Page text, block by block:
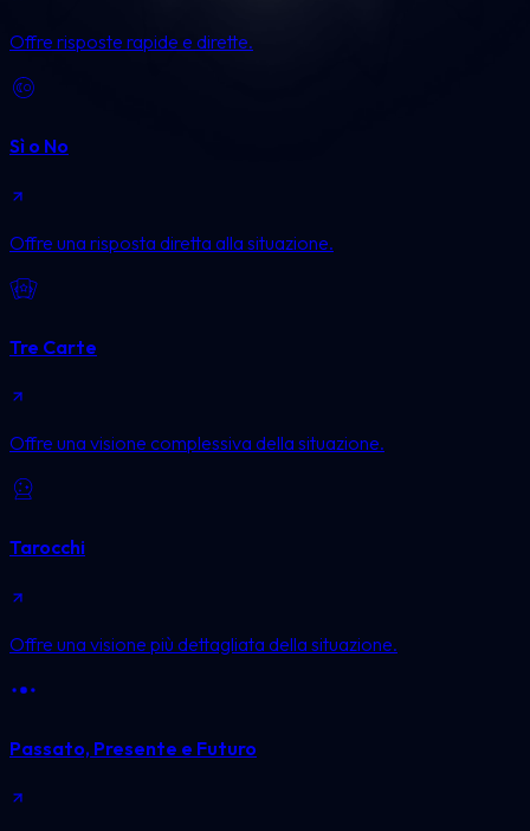
Offre risposte rapide e dirette.
Sì o No
Offre una risposta diretta alla situazione.
Tre Carte
Offre una visione complessiva della situazione.
Tarocchi
Offre una visione più dettagliata della situazione.
Passato, Presente e Futuro